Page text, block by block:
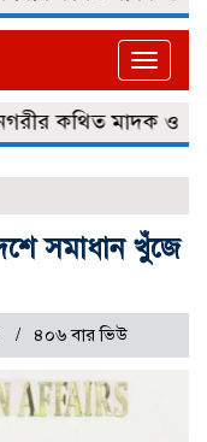
Toggle
কথিত মাদক ও
সমাধান খুঁজে
৪০৬ বার ভিউ